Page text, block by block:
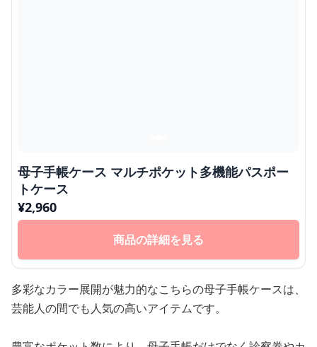
母子手帳ケース マルチポケット多機能パスポー
トケース
¥2,960
商品の詳細を見る
多彩なカラー展開が魅力的なこちらの母子手帳ケースは、
芸能人の間でも人気の高いアイテムです。